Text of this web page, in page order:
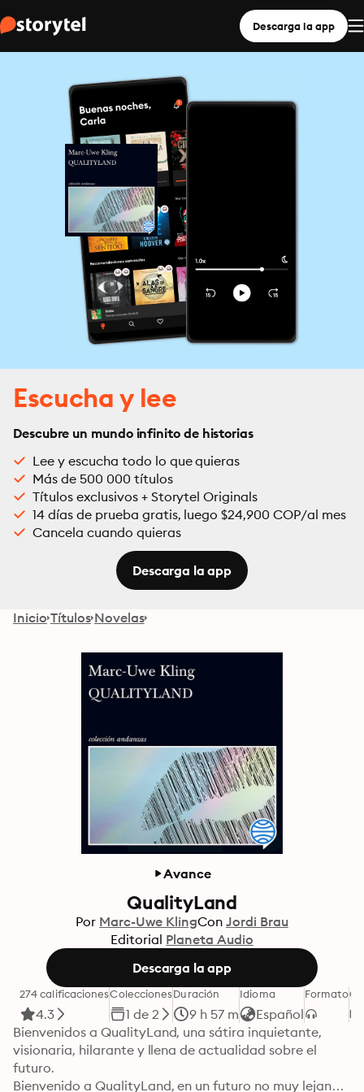
Descarga la app
Escucha y lee
Descubre un mundo infinito de historias
Lee y escucha todo lo que quieras
Más de 500 000 títulos
Títulos exclusivos + Storytel Originals
14 días de prueba gratis, luego $24,900 COP/al mes
Cancela cuando quieras
Descarga la app
Inicio Títulos Novelas
Avance
QualityLand
Por Marc-Uwe KlingCon Jordi Brau
Editorial Planeta Audio
Descarga la app
274 calificaciones
4.3
Colecciones
1 de 2
Duración
9 h 57 m
Idioma
Español
Formato
Bienvenidos a QualityLand, una sátira inquietante,
visionaria, hilarante y llena de actualidad sobre el
futuro.
Bienvenido a QualityLand, en un futuro no muy lejano.